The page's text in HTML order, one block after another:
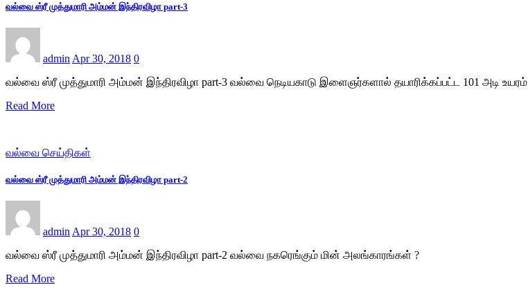
வல்வை ஸ்ரீ முத்துமாரி அம்மன் இந்திரவிழா part-3
admin Apr 30, 2018 0
வல்வை ஸ்ரீ முத்துமாரி அம்மன் இந்திரவிழா part-3 வல்வை நெடியகாடு இளைஞர்களால் தயாரிக்கப்பட்ட 101 அடி
Read More
வல்வை செய்திகள்
வல்வை ஸ்ரீ முத்துமாரி அம்மன் இந்திரவிழா part-2
admin Apr 30, 2018 0
வல்வை ஸ்ரீ முத்துமாரி அம்மன் இந்திரவிழா part-2 வல்வை நகரெங்கும் மின் அலங்காரங்கள் ?
Read More